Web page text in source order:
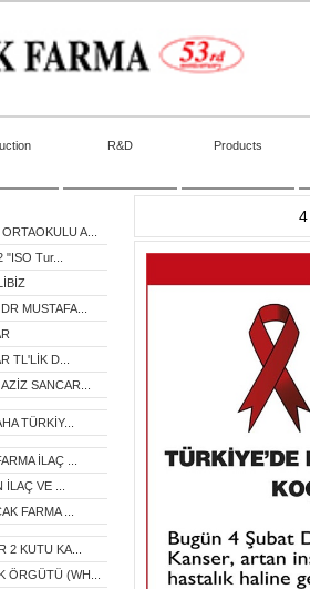
R&D Products
A...
Tur...
MUSTAFA...
TL'LİK D...
SANCAR...
TÜRKİY...
İLAÇ ...
VE ...
FARMA ...
2 KUTU KA...
ÖRGÜTÜ (WH...
4